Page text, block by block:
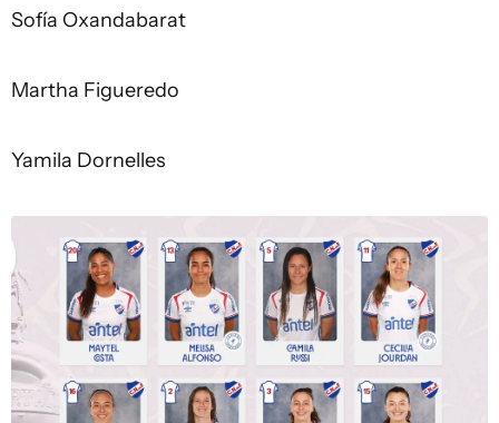
Sofía Oxandabarat
Martha Figueredo
Yamila Dornelles